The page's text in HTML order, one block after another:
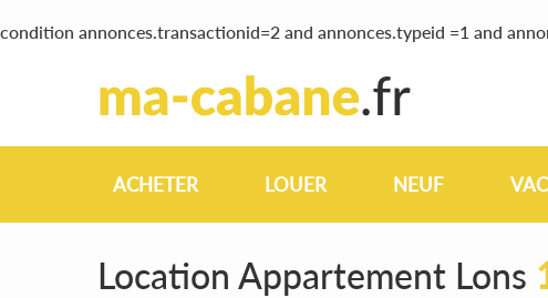
condition annonces.transactionid=2 and annonces.typeid =1 and
ACHETER LOUER NEUF
Location Appartement Lons